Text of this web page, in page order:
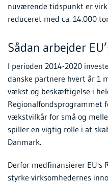
nuværende tidspunkt er
reduceret med ca.
Sådan arbejder
I perioden 2014-2020
danske partnere hvert år 1
vækst og beskæftigelse i
Regionalfondsprogrammet
vækstvilkår for små og
spiller en vigtig rolle i at
Danmark.
Derfor medfinansierer EU's
styrke virksomhedernes